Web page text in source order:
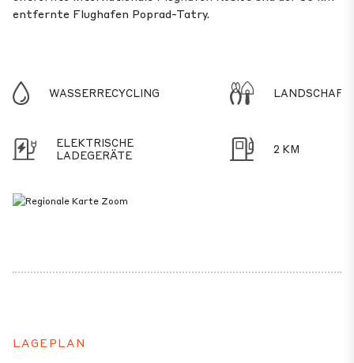
entfernte Flughafen Poprad-Tatry.
WASSERRECYCLING
ELEKTRISCHE
LADEGERÄTE
2 KM
LAGEPLAN